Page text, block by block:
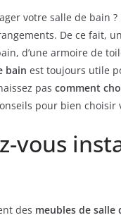
votre salle de bain
De ce fait,
d’une armoire de
bain est toujours utile
pas comment
pour bien
vous
des meubles de salle